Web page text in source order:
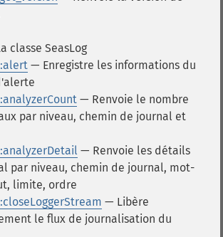
classe SeasLog
— Enregistre les informations du
— Renvoie le nombre
par niveau, chemin de journal et
— Renvoie les détails
par niveau, chemin de journal, mot-
limite, ordre
— Libère
le flux de journalisation du